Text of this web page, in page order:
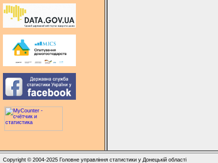
Copyright © 2004-2025 Головне управління статистики у Донецькій області